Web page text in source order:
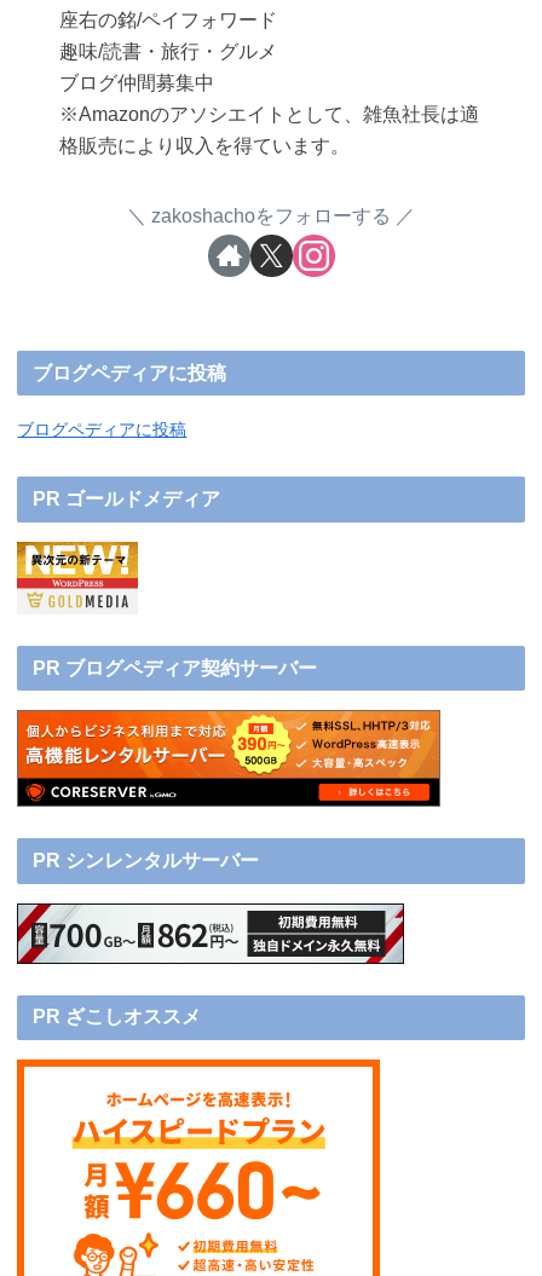
座右の銘/ペイフォワード
趣味/読書・旅行・グルメ
ブログ仲間募集中
※Amazonのアソシエイトとして、雑魚社長は適
格販売により収入を得ています。
zakoshachoをフォローする
ブログペディアに投稿
ブログペディアに投稿
PR ゴールドメディア
PR ブログペディア契約サーバー
PR シンレンタルサーバー
PR ざこしオススメ